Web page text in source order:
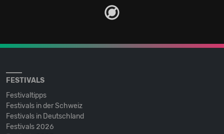
FESTIVALS
Festivaltipps
Festivals in der Schweiz
Festivals in Deutschland
Festivals 2026